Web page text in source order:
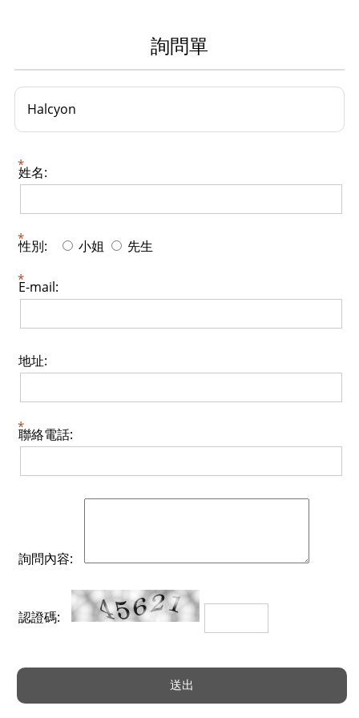
詢問單
Halcyon
姓名:
性別: 小姐 先生
E-mail:
地址:
聯絡電話:
詢問內容:
認證碼: